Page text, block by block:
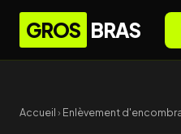
GROS BRAS
Accueil› Enlèvement